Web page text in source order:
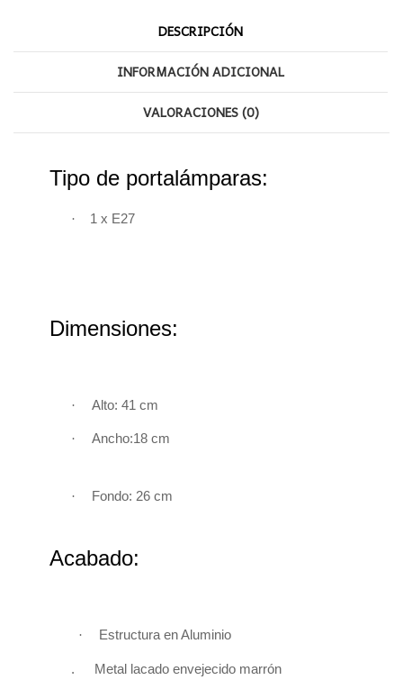
DESCRIPCIÓN
INFORMACIÓN ADICIONAL
VALORACIONES (0)
Tipo de portalámparas:
· 1 x E27
Dimensiones:
· Alto: 41 cm
· Ancho:18 cm
· Fondo: 26 cm
Acabado:
· Estructura en Aluminio
. Metal lacado envejecido marrón